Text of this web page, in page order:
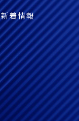
新着情報